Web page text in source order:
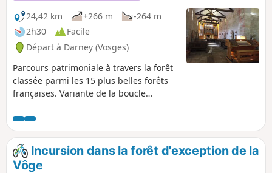
24,42 km
+266 m
-264 m
2h30
Facile
Départ à Darney (Vosges)
Parcours patrimoniale à travers la forêt
classée parmi les 15 plus belles forêts
françaises. Variante de la boucle
Forêt ou alternativement à l'éco-
camping la Clairière du Verbamont.
Incursion dans la forêt d'exception de la
Vôge